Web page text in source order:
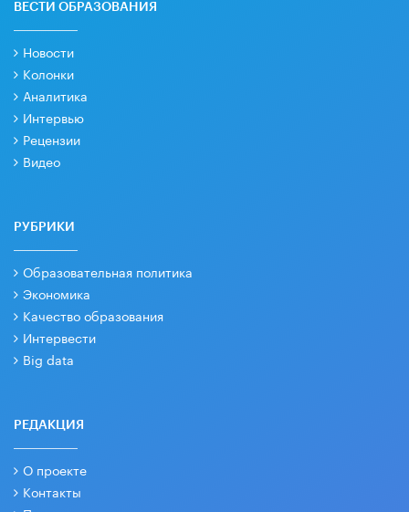
ВЕСТИ ОБРАЗОВАНИЯ
Новости
Колонки
Аналитика
Интервью
Рецензии
Видео
РУБРИКИ
Образовательная политика
Экономика
Качество образования
Интервести
Big data
РЕДАКЦИЯ
О проекте
Контакты